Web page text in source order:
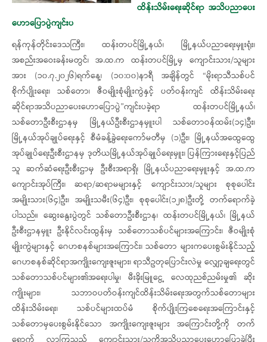
ထိန်းသိမ်းရေးဆိုင်ရာ အသိပညာပေး
ဟောပြောပွဲကျင်းပ
ရန်ကုန်တိုင်းဒေသကြီး၊ ထန်းတပင်မြို့နယ်၊ မြို့နယ်ပညာရေးမှူးရုံး၊
အစည်းအဝေးခန်းမတွင်၊ အ.ထ.က ထန်းတပင်မြို့မှ ကျောင်းသား/သူများ
အား (၁၀.၇.၂၀၂၆)ရက်နေ့၊ (၁၀:၀၀)နာရီ အချိန်တွင် “မိုးရာသီသစ်ပင်
စိုက်ပျိုးရေး၊ သစ်တော၊ ဇီဝမျိုးစုံမျိုးကွဲနှင့် ပတ်ဝန်းကျင် ထိန်းသိမ်းရေး
ဆိုင်ရာအသိပညာပေးဟောပြောပွဲ”ကျင်းပခဲ့ရာ ထန်းတပင်မြို့နယ်၊
သစ်တောဦးစီးဌာနမှ မြို့နယ်ဦးစီးဌာနမှူးပါ သစ်တောဝန်ထမ်း(၁၄)ဦး၊
မြို့နယ်အုပ်ချုပ်ရေးနှင့် စီမံခန့်ခွဲရေးကော်မတီမှ (၁)ဦး၊ မြို့နယ်အထွေထွေ
အုပ်ချုပ်ရေးဦးစီးဌာနမှ ဒုတိယမြို့နယ်အုပ်ချုပ်ရေးမှူး၊ ပြန်ကြားရေးနှင့်ပြည်
သူ ဆက်ဆံရေးဦးစီးဌာမှ ဦးစီးအရာရှိ၊ မြို့နယ်ပညာရေးမှူးနှင့် အ.ထ.က
ကျောင်းအုပ်ကြီး၊ ဆရာ/ဆရာမများနှင့် ကျောင်းသား/သူများ စုစုပေါင်း
အမျိုးသား(၆၄)ဦး၊ အမျိုးသမီး(၆၄)ဦး၊ စုစုပေါင်း(၁၂၈)ဦးတို့ တက်ရောက်ခဲ့
ပါသည်။ ဆွေးနွေးပွဲတွင် သစ်တောဦးစီးဌာန၊ ထန်းတပင်မြို့နယ်၊ မြို့နယ်
ဦးစီးဌာနမှူး ဦးနိုင်လင်းထွန်းမှ သစ်တောသစ်ပင်များအကြောင်း၊ ဇီဝမျိုးစုံ
မျိုးကွဲများနှင့် ဂေဟစနစ်များအကြောင်း၊ သစ်တော များကပေးစွမ်းနိုင်သည့်
ဂေဟစနစ်ဆိုင်ရာအကျိုးကျေးဇူးများ၊ ရာသီဥတုပြောင်းလဲမှု လျှော့ချရေးတွင်
သစ်တောသစ်ပင်များ၏အရေးပါမှု၊ မီးခိုးမြူငွေ့ လေထုညစ်ညမ်းမှု၏ ဆိုး
ကျိုးများ၊ သဘာဝပတ်ဝန်းကျင်ထိန်းသိမ်းရေးအတွက်သစ်တောများ
ထိန်းသိမ်းရေး၊ သစ်ပင်များထပ်မံ စိုက်ပျိုးကြစေရေးအကြောင်းနှင့်
သစ်တောမှပေးစွမ်းနိုင်သော အကျိုးကျေးဇူးများ အကြောင်းတို့ကို တက်
ရောက် လာကြသည့် ကျောင်းသား/သူကိုအသိပညာပေးဟောပြောခဲ့ပြီး